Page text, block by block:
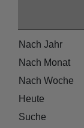
Nach Jahr
Nach Monat
Nach Woche
Heute
Suche